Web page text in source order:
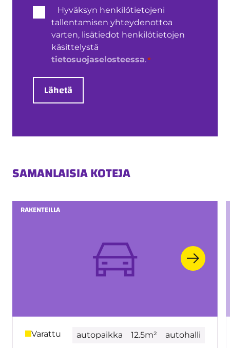
Henkilötietojen
käsittely*
Hyväksyn henkilötietojeni
tallentamisen yhteydenottoa
varten, lisätiedot henkilötietojen
käsittelystä
tietosuojaselosteessa.*
Lähetä
SAMANLAISIA KOTEJA
RAKENTEILLA
Varattu autopaikka 12.5m² autohalli